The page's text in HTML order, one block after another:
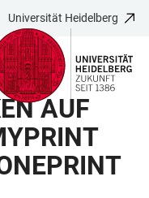
Universität Heidelberg
AUF